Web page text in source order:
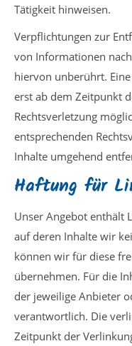
Tätigkeit hinweisen.
Verpflichtungen zur
von Informationen
hiervon unberührt.
erst ab dem Zeitpunkt
Rechtsverletzung
entsprechenden
Inhalte umgehend
Haftung für
Unser Angebot enthält
auf deren Inhalte wir
können wir für diese
übernehmen. Für die
der jeweilige Anbieter
verantwortlich. Die
Zeitpunkt der